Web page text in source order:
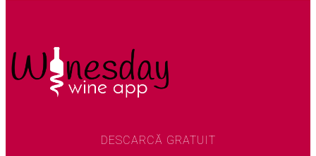
DESCARCĂ GRATUIT